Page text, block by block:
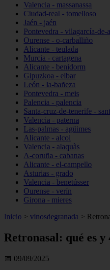
Valencia - massanassa
Ciudad-real - tomelloso
Jaén - jaén
Pontevedra - vilagarcía-de-
Ourense - o-carballiño
Alicante - teulada
Murcia - cartagena
Alicante - benidorm
Gipuzkoa - eibar
León - la-bañeza
Pontevedra - meis
Palencia - palencia
Santa-cruz-de-tenerife -
Valencia - paterna
Las-palmas - agüimes
Alicante - alcoi
Valencia - alaquàs
A-coruña - cabanas
Alicante - el-campello
Asturias - grado
Valencia - benetússer
Ourense - verín
Girona - mieres
Inicio > vinosdegranada >
Retronasal: qué es y
📅 09/09/2025